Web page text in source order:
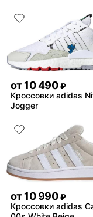
от10 490 ₽
Кроссовки adidas
Jogger
от10 990 ₽
Кроссовки adidas